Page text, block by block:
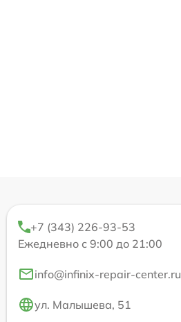
+7 (343) 226-93-53
Ежедневно с 9:00 до 21:00
info@infinix-repair-center.ru
ул. Малышева, 51